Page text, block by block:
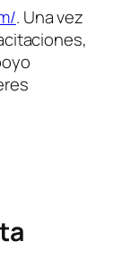
. Una vez